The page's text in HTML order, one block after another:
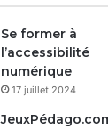
Se former à
l’accessibilité
numérique
17 juillet 2024